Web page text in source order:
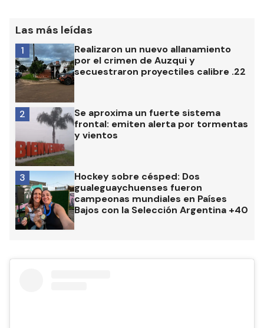
Las más leídas
Realizaron un nuevo allanamiento
por el crimen de Auzqui y
secuestraron proyectiles calibre .22
1
Se aproxima un fuerte sistema
frontal: emiten alerta por tormentas
y vientos
2
Hockey sobre césped: Dos
gualeguaychuenses fueron
campeonas mundiales en Países
Bajos con la Selección Argentina +40
3